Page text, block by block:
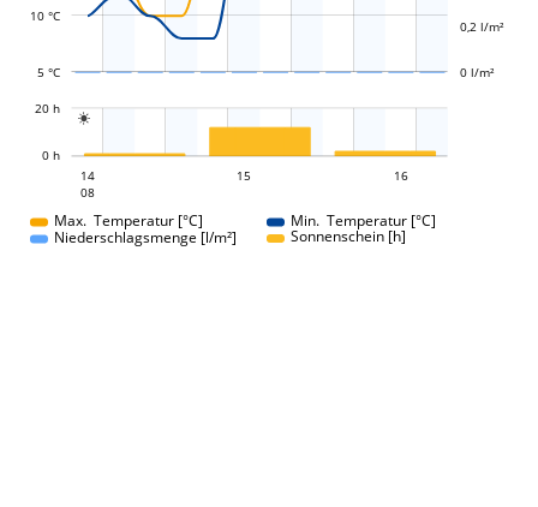
5 °C
10 °C
0 l/m²
0,2 l/m²

0 h
20 h
14
08
15 16
Max. Temperatur [°C]
Min. Temperatur [°C]
Niederschlagsmenge [l/m²]
Sonnenschein [h]